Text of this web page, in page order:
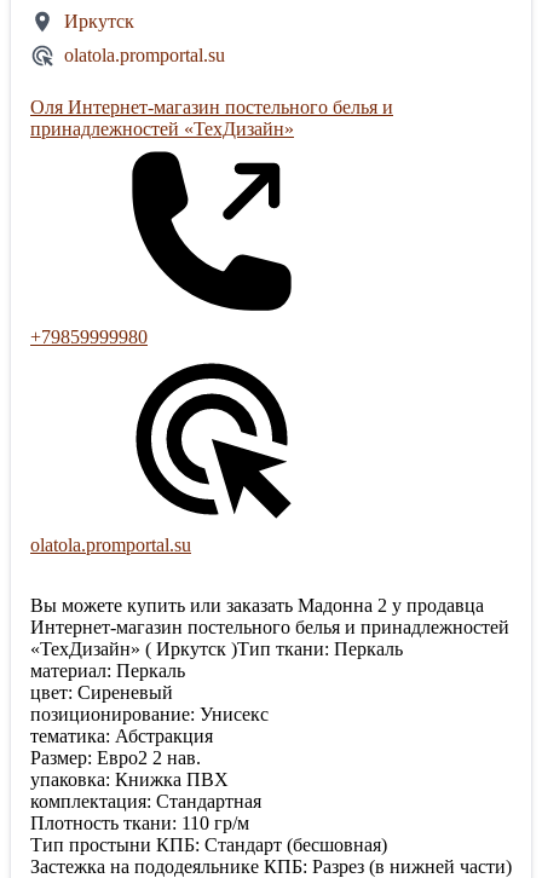
Иркутск
olatola.promportal.su
Оля Интернет-магазин постельного белья и
принадлежностей «ТехДизайн»
+79859999980
olatola.promportal.su
Вы можете купить или заказать Мадонна 2 у продавца
Интернет-магазин постельного белья и принадлежностей
«ТехДизайн» ( Иркутск )Тип ткани: Перкаль
материал: Перкаль
цвет: Сиреневый
позиционирование: Унисекс
тематика: Абстракция
Размер: Евро2 2 нав.
упаковка: Книжка ПВХ
комплектация: Стандартная
Плотность ткани: 110 гр/м
Тип простыни КПБ: Стандарт (бесшовная)
Застежка на пододеяльнике КПБ: Разрез (в нижней части)